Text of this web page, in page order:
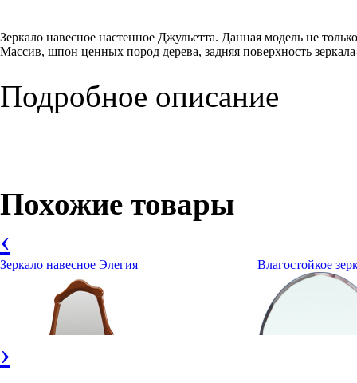
Зеркало навесное настенное Джульетта. Данная модель не
Массив, шпон ценных пород дерева, задняя поверхность
Подробное описание
Похожие товары
‹
Зеркало навесное Элегия Влагостойкое
›